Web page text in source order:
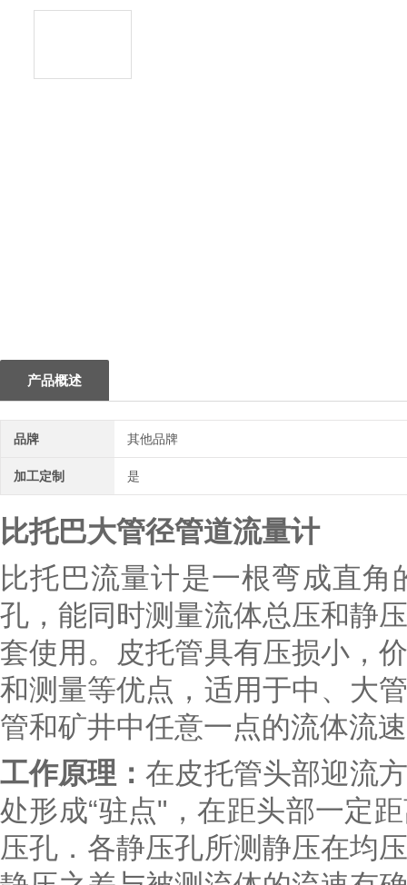
产品概述
品牌 其他品牌
加工定制 是
比托巴大管径管道流量计
比托巴流量计是一根弯成直角
孔，能同时测量流体总压和静
套使用。
皮托管具有压损小，
和测量等优点，适用于中、大
管和矿井中任意一点的流体流
工作原理：在皮托管头部迎流
处形成“驻点"，在距头部一定
压孔．各静压孔所测静压在均